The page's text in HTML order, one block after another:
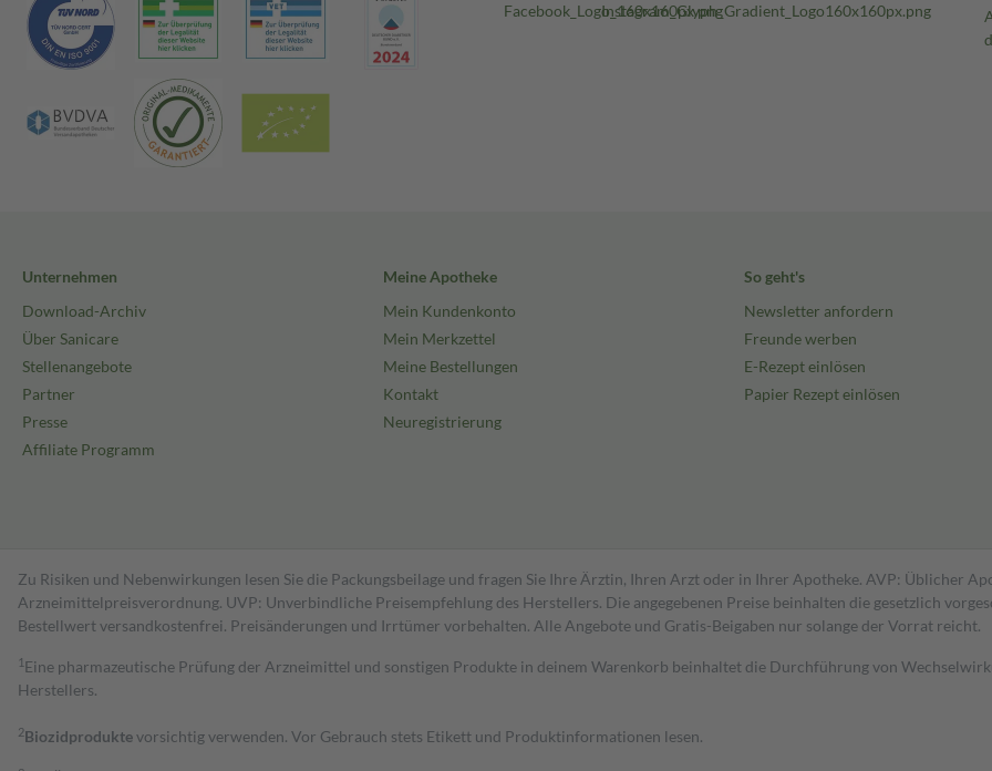
Unternehmen
Download-Archiv
Über Sanicare
Stellenangebote
Partner
Presse
Affiliate Programm
Meine Apotheke
Mein Kundenkonto
Mein Merkzettel
Meine Bestellungen
Kontakt
Neuregistrierung
So geht's
Newsletter anfordern
Freunde werben
E-Rezept einlösen
Papier Rezept einlösen
Zu Risiken und Nebenwirkungen lesen Sie die Packungsbeilage und fragen Sie Ihre Ärztin, Ihren Arzt oder in Ihrer Apotheke. AVP: Üblicher
Arzneimittelpreisverordnung. UVP: Unverbindliche Preisempfehlung des Herstellers. Die angegebenen Preise beinhalten die gesetzlich
Bestell­wert versand­kosten­frei. Preisänderungen und Irrtümer vorbehalten. Alle Angebote und Gratis-Beigaben nur solange der Vorrat reicht.
1 Eine pharmazeutische Prüfung der Arzneimittel und sonstigen Produkte in deinem Warenkorb beinhaltet die Durchführung von
Herstellers.
2Biozidproduktevorsichtig verwenden. Vor Gebrauch stets Etikett und Produktinformationen lesen.